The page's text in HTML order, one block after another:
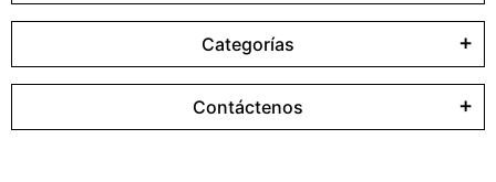
Categorías
Contáctenos